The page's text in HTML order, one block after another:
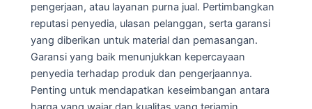
pengerjaan, atau layanan purna jual. Pertimbangkan
reputasi penyedia, ulasan pelanggan, serta garansi
yang diberikan untuk material dan pemasangan.
Garansi yang baik menunjukkan kepercayaan
penyedia terhadap produk dan pengerjaannya.
Penting untuk mendapatkan keseimbangan antara